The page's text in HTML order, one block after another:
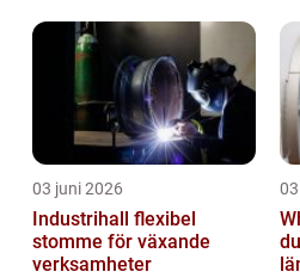
03 juni 2026
Industrihall flexibel
stomme för växande
verksamheter